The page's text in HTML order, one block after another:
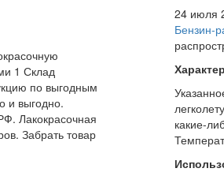
1 Склад
по выгодным
и выгодно.
Лакокрасочная
Забрать товар
24 июля
Бензин-
какие-